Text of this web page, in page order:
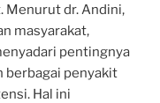
Menurut dr. Andini,
masyarakat,
pentingnya
berbagai penyakit
Hal ini